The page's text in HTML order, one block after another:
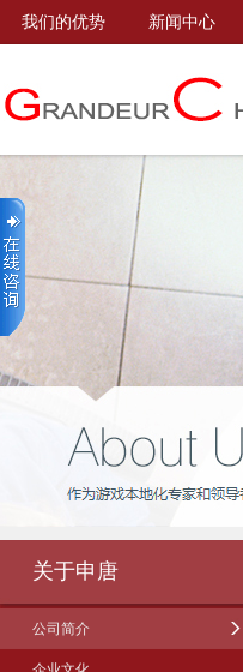
我们的优势 新闻中心
关于申唐
公司简介